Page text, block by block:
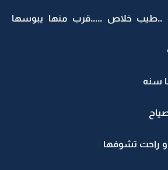
خلاص .....قرب منها يبوسها
سنه
راحت تشوفها